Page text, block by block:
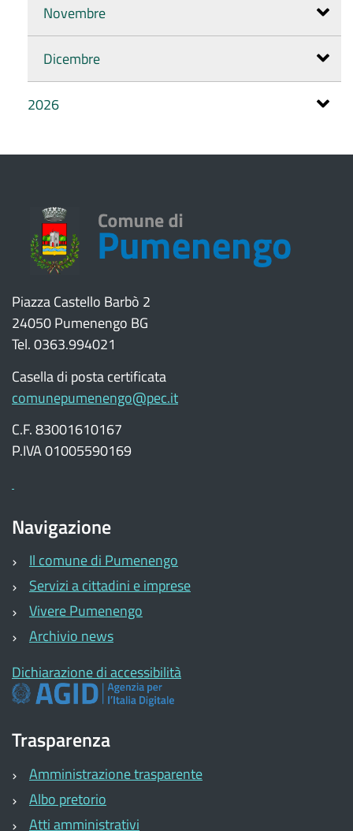
Novembre
Dicembre
2026
Piazza Castello Barbò 2
24050 Pumenengo BG
Tel. 0363.994021
Casella di posta certificata
comunepumenengo@pec.it
C.F. 83001610167
P.IVA 01005590169
Navigazione
Il comune di Pumenengo
Servizi a cittadini e imprese
Vivere Pumenengo
Archivio news
Dichiarazione di accessibilità
Trasparenza
Amministrazione trasparente
Albo pretorio
Atti amministrativi